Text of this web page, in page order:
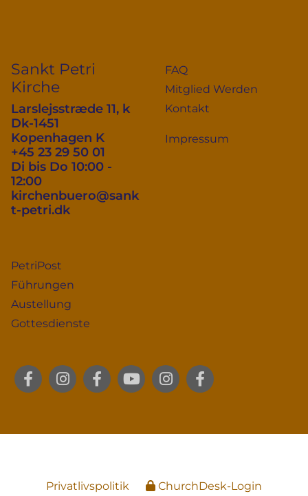
Sankt Petri
Kirche
Larslejsstræde 11, k
Dk-1451
Kopenhagen K
+45 23 29 50 01
Di bis Do 10:00 -
12:00
kirchenbuero@sank
t-petri.dk
FAQ
Mitglied Werden
Kontakt
Impressum
PetriPost
Führungen
Austellung
Gottesdienste
Privatlivspolitik ChurchDesk-Login